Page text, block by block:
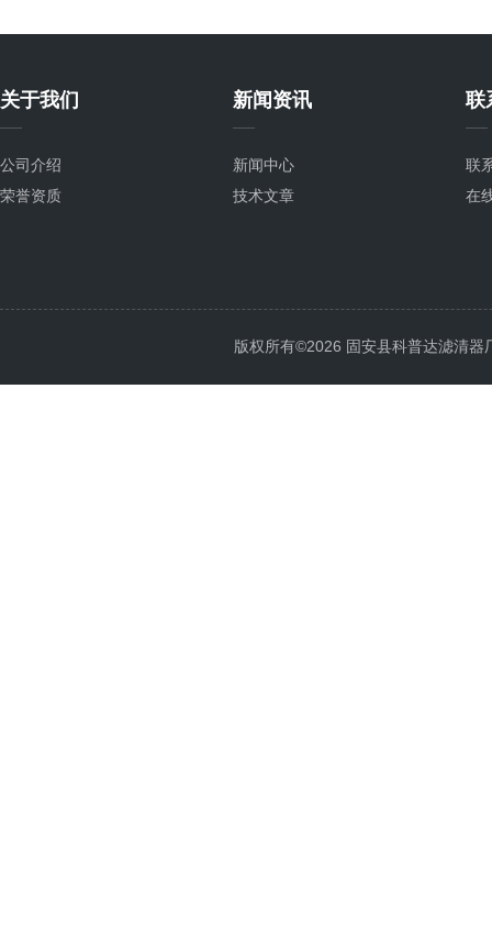
关于我们
公司介绍
荣誉资质
新闻资讯
新闻中心
技术文章
联
联
在
版权所有©2026 固安县科普达滤清